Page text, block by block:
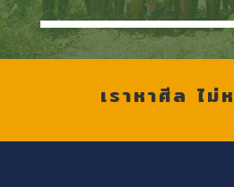
เราหาศีล ไม่